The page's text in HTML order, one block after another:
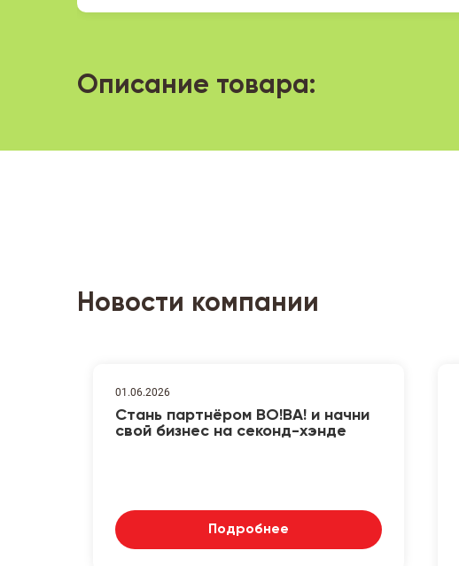
Описание товара:
Новости компании
01.06.2026
Стань партнёром ВО!ВА! и начни
свой бизнес на секонд-хэнде
Подробнее